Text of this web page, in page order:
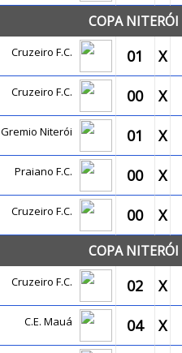
COPA
Cruzeiro F.C. 01 X
Cruzeiro F.C. 00 X
Gremio Niterói 01 X
Praiano F.C. 00 X
Cruzeiro F.C. 00 X
COPA
Cruzeiro F.C. 02 X
C.E. Mauá 04 X